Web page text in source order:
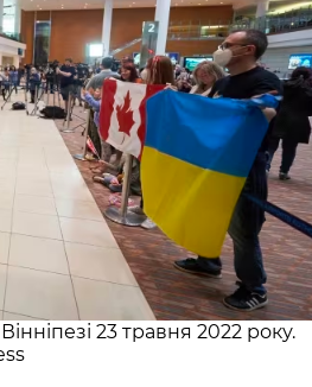
23 травня 2022 року.